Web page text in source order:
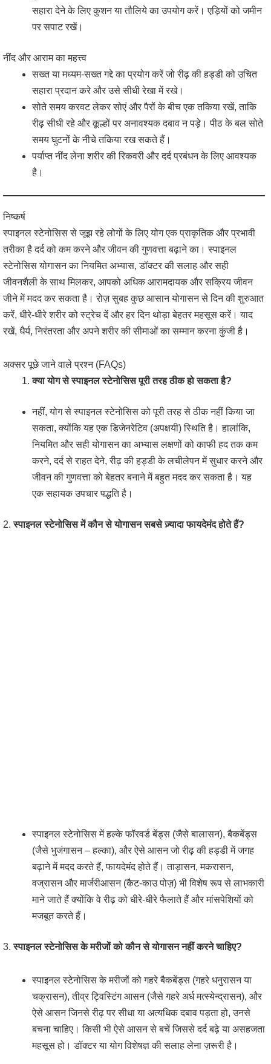
सहारा देने के लिए कुशन या तौलिये का उपयोग करें। एड़ियों को जमीन
पर सपाट रखें।
नींद और आराम का महत्त्व
सख्त या मध्यम-सख्त गद्दे का प्रयोग करें जो रीढ़ की हड्डी को उचित
सहारा प्रदान करे और उसे सीधी रेखा में रखे।
सोते समय करवट लेकर सोएं और पैरों के बीच एक तकिया रखें, ताकि
रीढ़ सीधी रहे और कूल्हों पर अनावश्यक दबाव न पड़े। पीठ के बल सोते
समय घुटनों के नीचे तकिया रख सकते हैं।
पर्याप्त नींद लेना शरीर की रिकवरी और दर्द प्रबंधन के लिए आवश्यक
है।
निष्कर्ष
स्पाइनल स्टेनोसिस से जूझ रहे लोगों के लिए योग एक प्राकृतिक और प्रभावी
तरीका है दर्द को कम करने और जीवन की गुणवत्ता बढ़ाने का। स्पाइनल
स्टेनोसिस योगासन का नियमित अभ्यास, डॉक्टर की सलाह और सही
जीवनशैली के साथ मिलकर, आपको अधिक आरामदायक और सक्रिय जीवन
जीने में मदद कर सकता है। रोज़ सुबह कुछ आसान योगासन से दिन की शुरुआत
करें, धीरे-धीरे शरीर को स्ट्रेच दें और हर दिन थोड़ा बेहतर महसूस करें। याद
रखें, धैर्य, निरंतरता और अपने शरीर की सीमाओं का सम्मान करना कुंजी है।
अक्सर पूछे जाने वाले प्रश्न (FAQs)
क्या योग से स्पाइनल स्टेनोसिस पूरी तरह ठीक हो सकता है?
नहीं, योग से स्पाइनल स्टेनोसिस को पूरी तरह से ठीक नहीं किया जा
सकता, क्योंकि यह एक डिजेनरेटिव (अपक्षयी) स्थिति है। हालांकि,
नियमित और सही योगासन का अभ्यास लक्षणों को काफी हद तक कम
करने, दर्द से राहत देने, रीढ़ की हड्डी के लचीलेपन में सुधार करने और
जीवन की गुणवत्ता को बेहतर बनाने में बहुत मदद कर सकता है। यह
एक सहायक उपचार पद्धति है।
2.स्पाइनल स्टेनोसिस में कौन से योगासन सबसे ज़्यादा फायदेमंद होते हैं?
स्पाइनल स्टेनोसिस में हल्के फॉरवर्ड बेंड्स (जैसे बालासन), बैकबेंड्स
(जैसे भुजंगासन – हल्का), और ऐसे आसन जो रीढ़ की हड्डी में जगह
बढ़ाने में मदद करते हैं, फायदेमंद होते हैं। ताड़ासन, मकरासन,
वज्रासन और मार्जरीआसन (कैट-काउ पोज़) भी विशेष रूप से लाभकारी
माने जाते हैं क्योंकि वे रीढ़ को धीरे-धीरे फैलाते हैं और मांसपेशियों को
मजबूत करते हैं।
3.स्पाइनल स्टेनोसिस के मरीजों को कौन से योगासन नहीं करने चाहिए?
स्पाइनल स्टेनोसिस के मरीजों को गहरे बैकबेंड्स (गहरे धनुरासन या
चक्रासन), तीव्र ट्विस्टिंग आसन (जैसे गहरे अर्ध मत्स्येन्द्रासन), और
ऐसे आसन जिनसे रीढ़ पर सीधा या अत्यधिक दबाव पड़ता हो, उनसे
बचना चाहिए। किसी भी ऐसे आसन से बचें जिससे दर्द बढ़े या असहजता
महसूस हो। डॉक्टर या योग विशेषज्ञ की सलाह लेना ज़रूरी है।